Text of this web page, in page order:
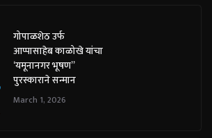
गोपाळशेठ उर्फ
आप्पासाहेब काळोखे यांचा
‘यमूनानगर भूषण”
पुरस्काराने सन्मान
March 1, 2026